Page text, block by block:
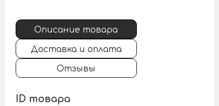
Описание товара
Доставка и оплата
Отзывы
ID товара